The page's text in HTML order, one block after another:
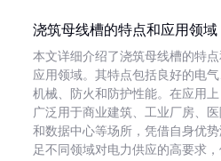
浇筑母线槽的特点和应用领域
本文详细介绍了浇筑母线槽的特点
应用领域。其特点包括良好的电气
机械、防火和防护性能。在应用上
广泛用于商业建筑、工业厂房、
和数据中心等场所，凭借自身优
足不同领域对电力供应的高要求，